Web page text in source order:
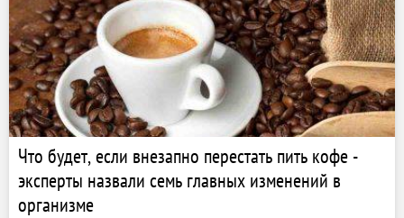
Что будет, если внезапно перестать пить кофе -
эксперты назвали семь главных изменений в
организме